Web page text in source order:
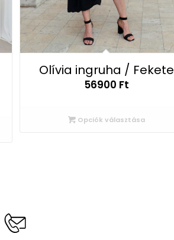
Olívia ingruha / Fekete
56900 Ft
Opciók választása